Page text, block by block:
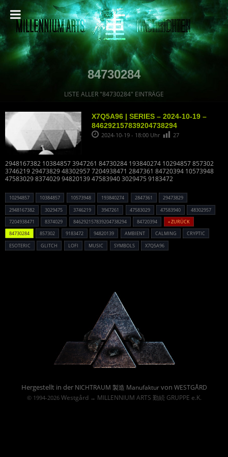
84730284
LISTE ALLER "84730284" EINTRÄGE
X7Q5A96 | SERIES – 2024-10-19 –
846292157839204738294
2024-10-19 - 18:00 Uhr 27
2948167382 10384857 3947261 84730284 193840274 10294857 857302
3746219 29473829 48302957 7204938471 2847361 84720394 10573948
47583029 8374029 94820139 47583940 3029475 9183472
10294857 10384857 10573948 193840274 2847361
29473829
2948167382
3029475 3746219 3947261 47583029 47583940
48302957
7204938471
8374029 846292157839204738294 84720394
« ZURÜCK
84730284
857302 9183472 94820139 AMBIENT CALMING
CRYPTIC
ESOTERIC
GLITCH LOFI MUSIC SYMBOLS X7Q5A96
Hergestellt in der NICHTRAUM 製造 Manufakturvon WESTGÅRD
© 1994-2026 Westgård→ MILLENNIUM ARTS 勤続 GRUPPE e.K.
Powered By :